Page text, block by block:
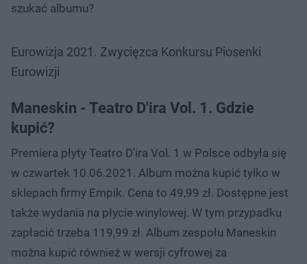
szukać albumu?
Eurowizja 2021. Zwycięzca Konkursu Piosenki
Eurowizji
Maneskin - Teatro D'ira Vol. 1. Gdzie
kupić?
Premiera płyty Teatro D'ira Vol. 1 w Polsce odbyła się
w czwartek 10.06.2021. Album można kupić tylko w
sklepach firmy Empik. Cena to 49,99 zł. Dostępne jest
także wydania na płycie winylowej. W tym przypadku
zapłacić trzeba 119,99 zł. Album zespołu Maneskin
można kupić również w wersji cyfrowej za